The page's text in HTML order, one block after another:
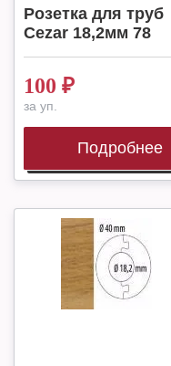
Розетка для труб
Cezar 18,2мм 78
100 ₽
за уп.
Подробнее